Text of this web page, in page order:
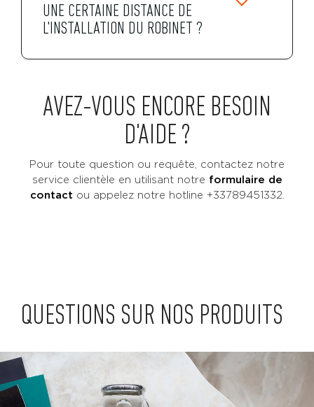
UNE CERTAINE DISTANCE DE
L'INSTALLATION DU ROBINET ?
AVEZ-VOUS ENCORE BESOIN
D'AIDE ?
Pour toute question ou requête, contactez notre
service clientèle en utilisant notre formulaire de
contact ou appelez notre hotline +33789451332.
QUESTIONS SUR NOS PRODUITS